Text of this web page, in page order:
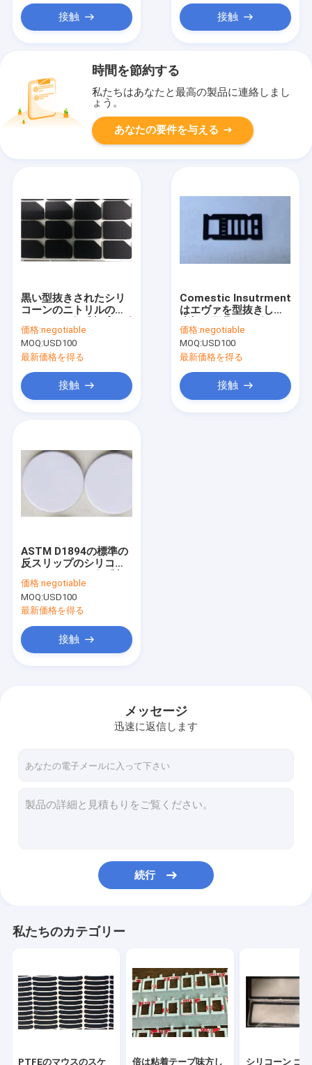
わたしたち に つい て
PTFEのマウスのスケート
倍は粘着テープ味方した
接触 接触
時間を節約する
私たちはあなたと最高の製品に連絡しまし
ょう。
あなたの要件を与える
黒い型抜きされたシリ
コーンのニトリルのブ
クトNBR NR EPDMク
ッション
価格:negotiable
MOQ:USD100
最新価格を得る
接触
Comestic Insutrment
はエヴァを型抜きし、
黒い泡の閉鎖した細胞
を45度切った
価格:negotiable
MOQ:USD100
最新価格を得る
接触
ASTM D1894の標準の
反スリップのシリコー
フィートのパッド
価格:negotiable
MOQ:USD100
最新価格を得る
接触
メッセージ
迅速に返信します
続行
私たちのカテゴリー
PTFEのマウスのスケ 倍は粘着テープ味方し シリコーン ゴ